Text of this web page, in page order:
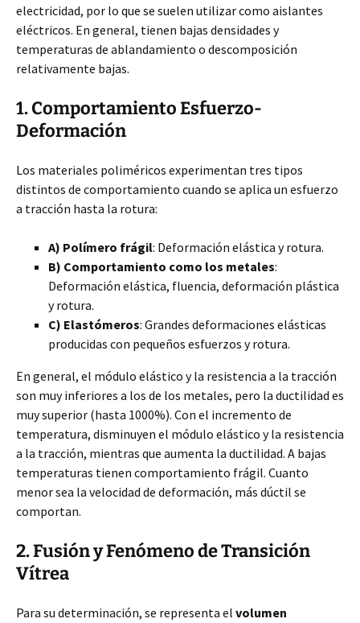
electricidad, por lo que se suelen utilizar como aislantes
eléctricos. En general, tienen bajas densidades y
temperaturas de ablandamiento o descomposición
relativamente bajas.
1. Comportamiento Esfuerzo-
Deformación
Los materiales poliméricos experimentan tres tipos
distintos de comportamiento cuando se aplica un esfuerzo
a tracción hasta la rotura:
A) Polímero frágil: Deformación elástica y rotura.
B) Comportamiento como los metales:
Deformación elástica, fluencia, deformación plástica
y rotura.
C) Elastómeros: Grandes deformaciones elásticas
producidas con pequeños esfuerzos y rotura.
En general, el módulo elástico y la resistencia a la tracción
son muy inferiores a los de los metales, pero la ductilidad es
muy superior (hasta 1000%). Con el incremento de
temperatura, disminuyen el módulo elástico y la resistencia
a la tracción, mientras que aumenta la ductilidad. A bajas
temperaturas tienen comportamiento frágil. Cuanto
menor sea la velocidad de deformación, más dúctil se
comportan.
2. Fusión y Fenómeno de Transición
Vítrea
Para su determinación, se representa el volumen